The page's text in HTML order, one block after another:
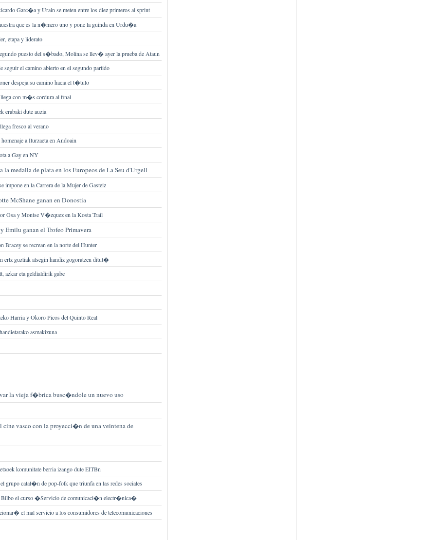
Garc�a y Urain se meten entre los diez primeros al sprint
que es la n�mero uno y pone la guinda en Urdu�a
etapa y liderato
puesto del s�bado, Molina se llev� ayer la prueba de Ataun
seguir el camino abierto en el segundo partido
despeja su camino hacia el t�tulo
con m�s cordura al final
erabaki dute auzia
fresco al verano
a Iturzaeta en Andoain
a Gay en NY
la medalla de plata en los Europeos de La Seu d'Urgell
impone en la Carrera de la Mujer de Gasteiz
McShane ganan en Donostia
Osa y Montse V�zquez en la Kosta Trail
Emilu ganan el Trofeo Primavera
Bracey se recrean en la norte del Hunter
ertz guztiak atsegin handiz gogoratzen ditut�
azkar eta geldialdirik gabe
Harria y Okoro Picos del Quinto Real
asmakizuna
la vieja f�brica busc�ndole un nuevo uso
cine vasco con la proyecci�n de una veintena de
komunitate berria izango dute EITBn
grupo catal�n de pop-folk que triunfa en las redes sociales
Bilbo el curso �Servicio de comunicaci�n electr�nica�
el mal servicio a los consumidores de telecomunicaciones